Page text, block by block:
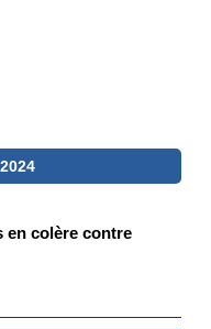
en colère contre